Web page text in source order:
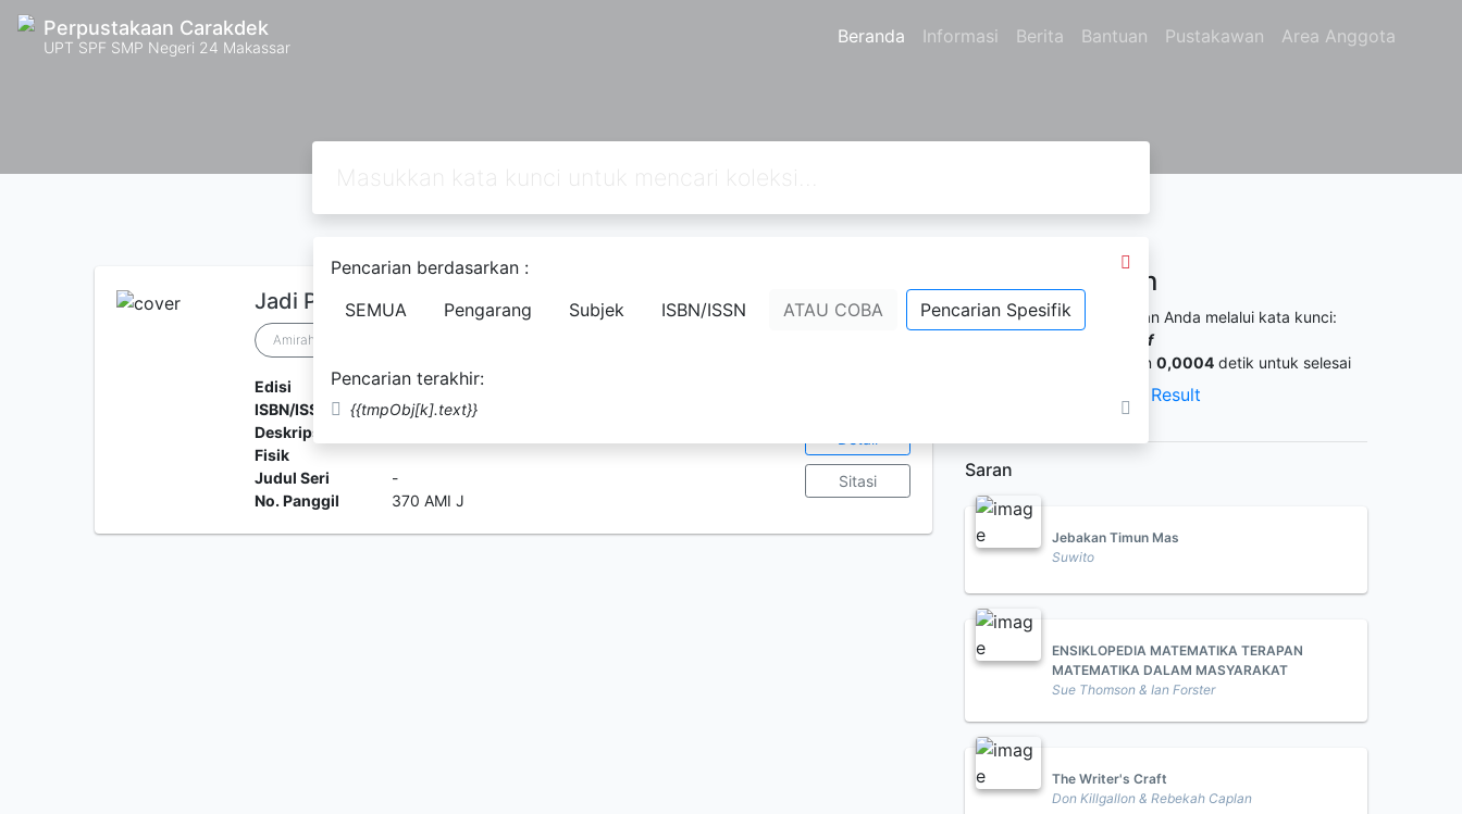
Perpustakaan Carakdek
UPT SPF SMP Negeri 24 Makassar Beranda Informasi Berita Bantuan Pustakawan Area Anggota
Pencarian berdasarkan :
SEMUA
Pengarang Subjek ISBN/ISSN ATAU COBA Pencarian Spesifik
Pencarian terakhir:
{{tmpObj[k].text}}
Jadi Pelajar Harus Berperan Jangan Baperan
Amirah Hanif
Edisi
Cetakan Pertama
ISBN/ISSN
978-623-7210-08-5
Deskripsi
Fisik
Judul Seri
-
No. Panggil
370 AMI J
Ketersediaan
Sitasi
Hasil Pencarian
Ditemukan1dari pencarian Anda melalui kata kunci:
Amirah Hanif
Permintaan membutuhkan 0,0004 detik untuk selesai
JSON Result
Saran
Jebakan Timun Mas
Suwito
ENSIKLOPEDIA MATEMATIKA TERAPAN
MATEMATIKA DALAM MASYARAKAT
Sue Thomson & Ian Forster
The Writer's Craft
Don Killgallon & Rebekah Caplan